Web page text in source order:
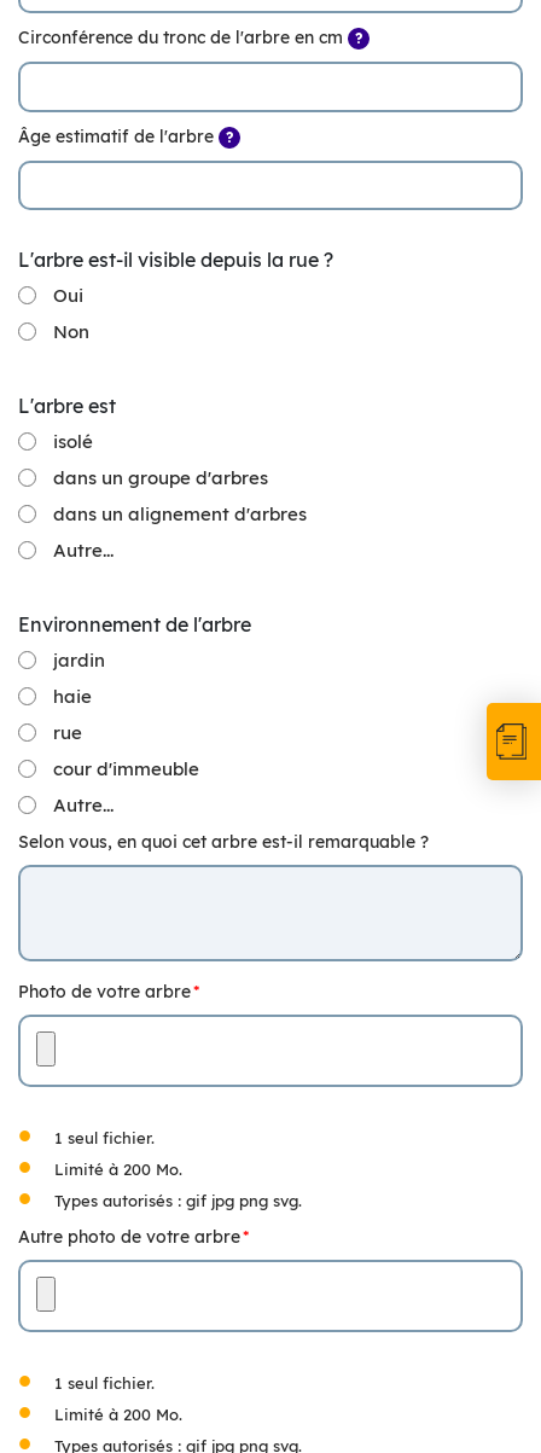
Circonférence du tronc de l'arbre en cm ?Information
Âge estimatif de l'arbre ?Information
L'arbre est-il visible depuis la rue ?
Oui
Non
L'arbre est
isolé
dans un groupe d'arbres
dans un alignement d'arbres
Autre...
Environnement de l'arbre
jardin
haie
rue
cour d'immeuble
Autre...
Selon vous, en quoi cet arbre est-il remarquable ?
Photo de votre arbre
1 seul fichier.
Limité à 200 Mo.
Types autorisés : gif jpg png svg.
Autre photo de votre arbre
1 seul fichier.
Limité à 200 Mo.
Types autorisés : gif jpg png svg.